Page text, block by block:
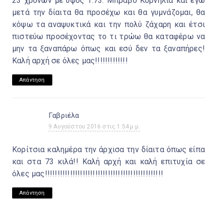
μετά την δίαιτα θα προσέχω και θα γυμνάζομαι, θα
κόψω τα αναψυκτικά και την πολύ ζάχαρη και έτσι
πιστεύω προσέχοντας το τι τρώω θα καταφέρω να
μην τα ξαναπάρω όπως και εσύ δεν τα ξαναπήρες!
Καλή αρχή σε όλες μας!!!!!!!!!!!!!
Απάντηση
Γαβριέλα
9 Αυγούστου 2016 στις 1:54 μ.μ.
Κορίτσια καλημέρα την άρχισα την δίαιτα όπως είπα
και στα 73 κιλά!! Καλή αρχή και καλή επιτυχία σε
όλες μας!!!!!!!!!!!!!!!!!!!!!!!!!!!!!!!!!!!!!!!!!!!!!!!
Απάντηση